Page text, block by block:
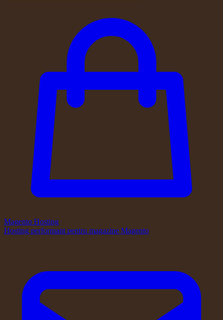
Magento Hosting
Hosting performant pentru magazine Magento